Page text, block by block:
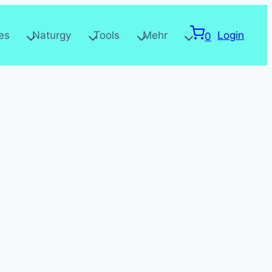
Naturgy Tools Mehr 0 Login